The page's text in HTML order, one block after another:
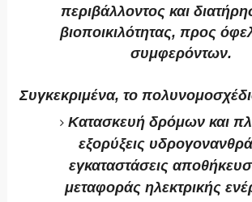
περιβάλλοντος και
βιοποικιλότητας, προς
συμφερόντων.
Συγκεκριμένα, το
Κατασκευή δρόμων και
εξορύξεις
εγκαταστάσεις
μεταφοράς ηλεκτρικής